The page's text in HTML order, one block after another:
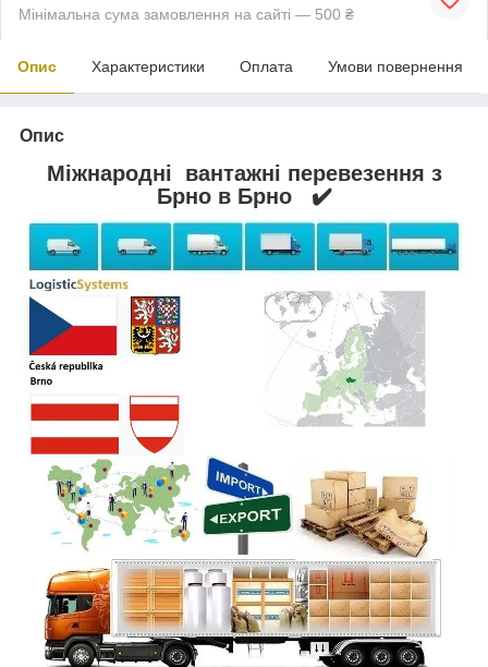
Мінімальна сума замовлення на сайті — 500 ₴
Опис Характеристики Оплата Умови повернення
Опис
Міжнародні вантажні перевезення з
Брно в Брно ✔